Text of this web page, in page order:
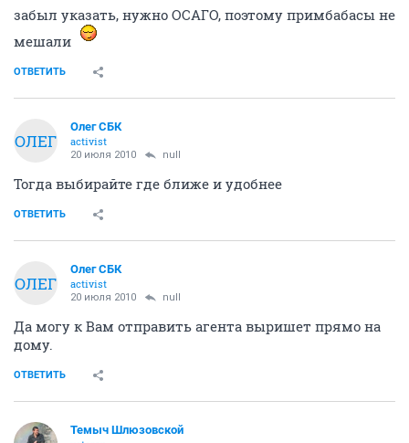
забыл указать, нужно ОСАГО, поэтому примбабасы не
мешали
ОТВЕТИТЬ
ОЛЕГ
Олег СБК
activist
20 июля 2010 null
Тогда выбирайте где ближе и удобнее
ОТВЕТИТЬ
ОЛЕГ
Олег СБК
activist
20 июля 2010 null
Да могу к Вам отправить агента выришет прямо на
дому.
ОТВЕТИТЬ
Темыч Шлюзовской